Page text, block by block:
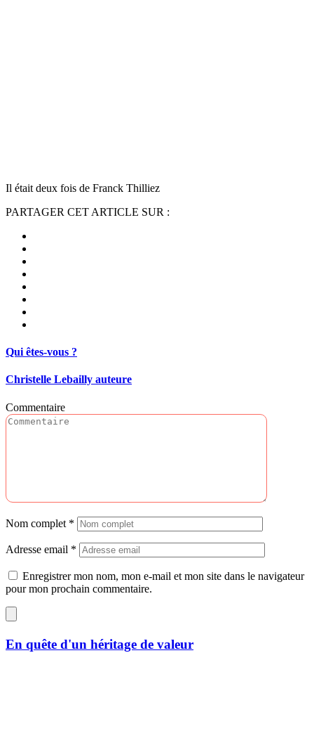
Il était deux fois de Franck Thilliez
PARTAGER CET ARTICLE SUR :
Qui êtes-vous ?
Christelle Lebailly auteure
Commentaire
Nom complet *
Adresse email *
Enregistrer mon nom, mon e-mail et mon site dans le navigateur
pour mon prochain commentaire.
En quête d'un héritage de valeur